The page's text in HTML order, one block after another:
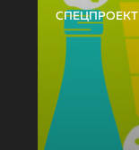
СПЕЦПРОЕКТ